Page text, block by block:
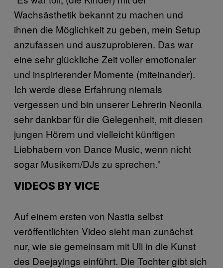
Wachsästhetik bekannt zu machen und
ihnen die Möglichkeit zu geben, mein Setup
anzufassen und auszuprobieren. Das war
eine sehr glückliche Zeit voller emotionaler
und inspirierender Momente (miteinander).
Ich werde diese Erfahrung niemals
vergessen und bin unserer Lehrerin Neonila
sehr dankbar für die Gelegenheit, mit diesen
jungen Hörern und vielleicht künftigen
Liebhabern von Dance Music, wenn nicht
sogar Musikern/DJs zu sprechen.”
VIDEOS BY VICE
Auf einem ersten von Nastia selbst
veröffentlichten Video sieht man zunächst
nur, wie sie gemeinsam mit Uli in die Kunst
des Deejayings einführt. Die Tochter gibt sich